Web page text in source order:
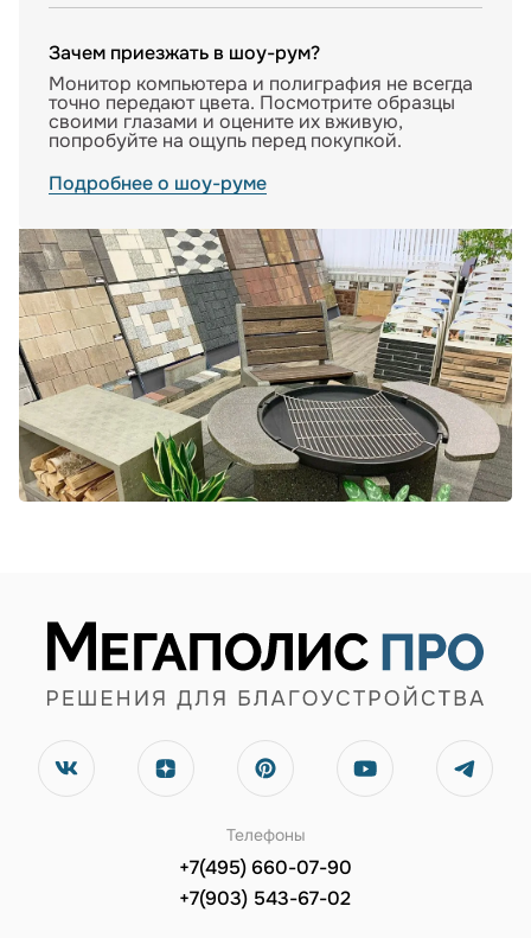
Зачем приезжать в шоу-рум?
Монитор компьютера и полиграфия не всегда
точно передают цвета. Посмотрите образцы
своими глазами и оцените их вживую,
попробуйте на ощупь перед покупкой.
Подробнее о шоу-руме
Телефоны
+7(495) 660-07-90
+7(903) 543-67-02